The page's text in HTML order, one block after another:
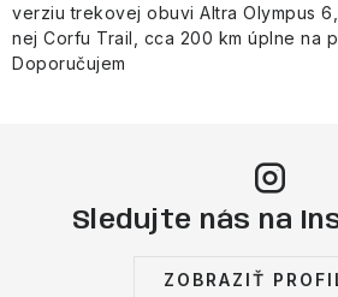
verziu trekovej obuvi Altra Olympus
nej Corfu Trail, cca 200 km úplne na
Doporučujem
Sledujte nás na
ZOBRAZIŤ